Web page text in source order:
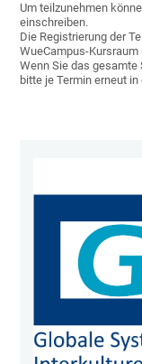
Um teilzunehmen
einschreiben.
Die Registrierung der
WueCampus-Kursraum
Wenn Sie das
bitte je Termin erneut